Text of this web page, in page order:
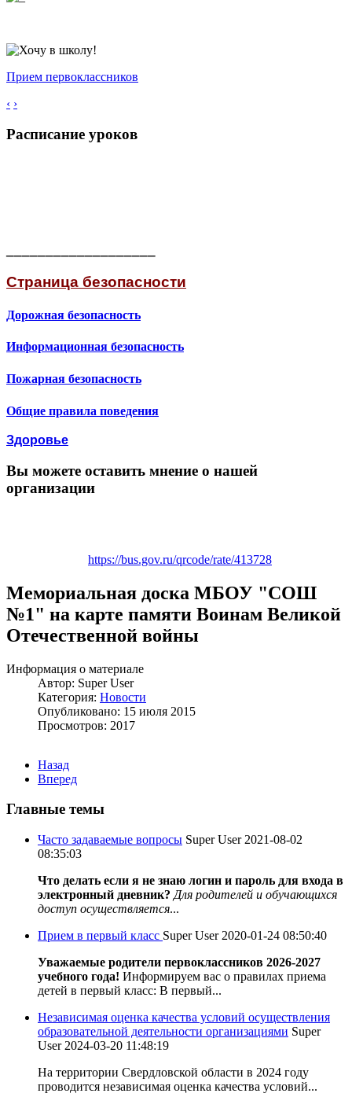
Прием первоклассников
‹ ›
Расписание уроков
Страница безопасности
Дорожная безопасность
Информационная безопасность
Пожарная безопасность
Общие правила поведения
Здоровье
Вы можете оставить мнение о нашей
организации
https://bus.gov.ru/qrcode/rate/413728
Мемориальная доска МБОУ "СОШ
№1" на карте памяти Воинам Великой
Отечественной войны
Информация о материале
Автор: Super User
Категория: Новости
Опубликовано: 15 июля 2015
Просмотров: 2017
Назад
Вперед
Главные темы
Часто задаваемые вопросы Super User 2021-08-02
08:35:03
Что делать если я не знаю логин и пароль для входа в
электронный дневник? Для родителей и обучающихся
доступ осуществляется...
Прием в первый класс Super User 2020-01-24 08:50:40
Уважаемые родители первоклассников 2026-2027
учебного года! Информируем вас о правилах приема
детей в первый класс: В первый...
Независимая оценка качества условий осуществления
образовательной деятельности организациями Super
User 2024-03-20 11:48:19
На территории Свердловской области в 2024 году
проводится независимая оценка качества условий...